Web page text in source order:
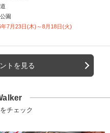
園
年7月23日(木)～8月18日(火)
トを見る
チェック